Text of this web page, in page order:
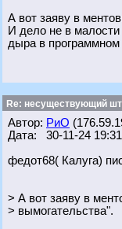
А вот заяву в
И дело не в
дыра в программном
Re: несуществующий
Автор: РиО
Дата: 30-11-24 19:31
федот68( Калуга)
> А вот заяву в
> вымогательства".